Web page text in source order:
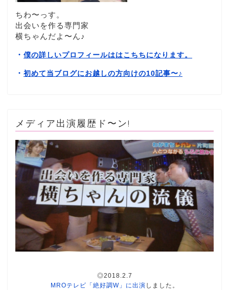
ちわ〜っす。
出会いを作る専門家
横ちゃんだよ〜ん♪
・ 僕の詳しいプロフィールははこちちになります。
・ 初めて当ブログにお越しの方向けの10記事〜♪
メディア出演履歴ド〜ン!
◎2018.2.7
MROテレビ「絶好調W」に出演 しました。